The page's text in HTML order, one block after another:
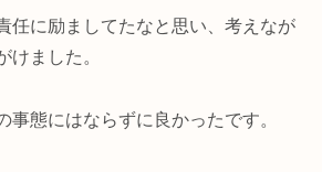
任に励ましてたなと思い、考えなが
けました。
事態にはならずに良かったです。